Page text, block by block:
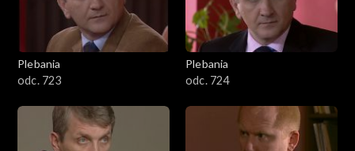
Plebania
odc. 723
Plebania
odc. 724